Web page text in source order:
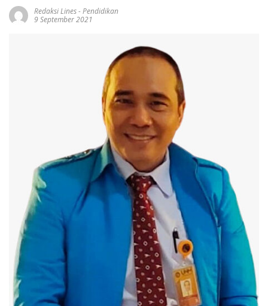
Redaksi Lines-Pendidikan
9 September 2021